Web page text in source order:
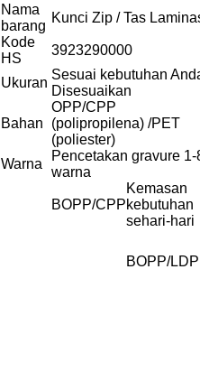
Nama
barang
Kunci Zip / Tas
Kode
HS
3923290000
Ukuran
Sesuai kebutuhan
Disesuaikan
Bahan
OPP/CPP
(polipropilena) /PET
(poliester)
Warna
Pencetakan gravure 1-
warna
BOPP/CPP
Kemasan
kebutuhan
sehari-hari
BOPP/